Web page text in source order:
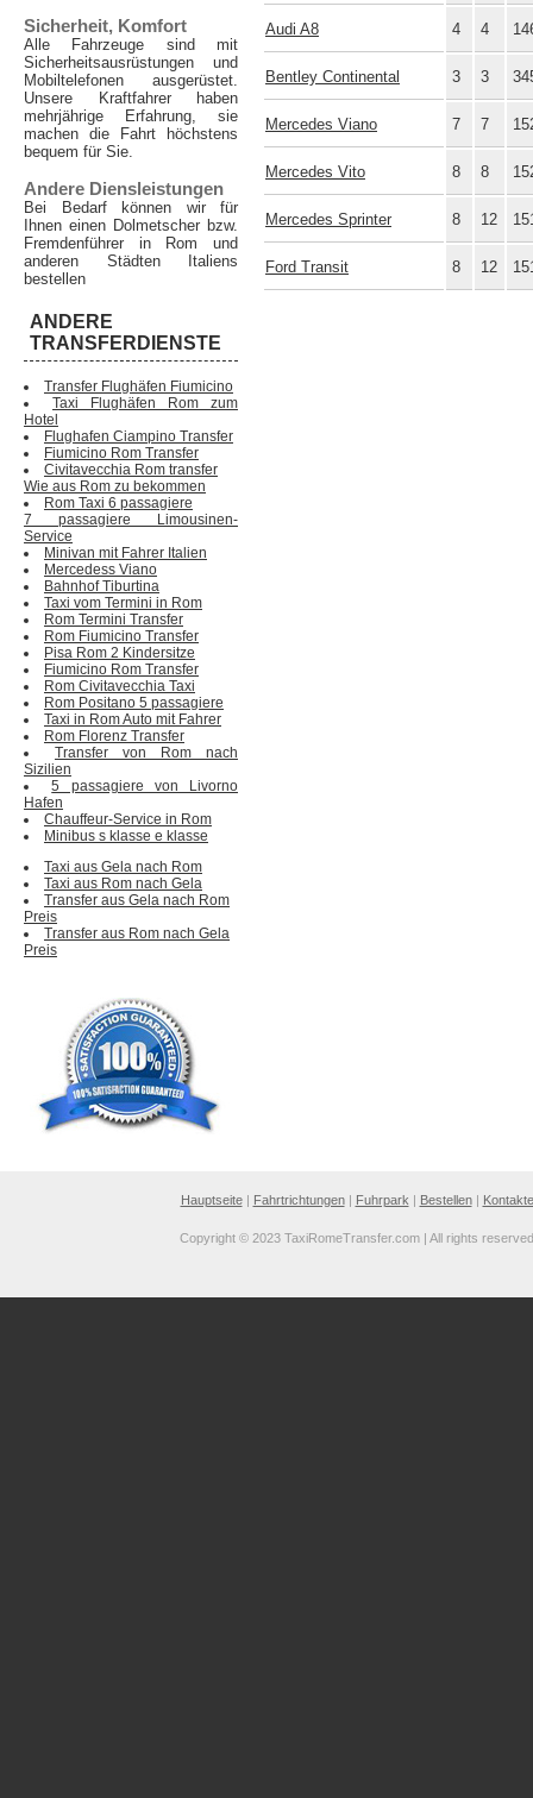
Audi A8 4 4
Bentley Continental 3 3
Mercedes Viano 7 7
Mercedes Vito 8 8
Mercedes Sprinter 8 12
Ford Transit 8 12
Sicherheit, Komfort
Alle Fahrzeuge sind mit
Sicherheitsausrüstungen und
Mobiltelefonen ausgerüstet.
Unsere Kraftfahrer haben
mehrjährige Erfahrung, sie
machen die Fahrt höchstens
bequem für Sie.
Andere Diensleistungen
Bei Bedarf können wir für
Ihnen einen Dolmetscher bzw.
Fremdenführer in Rom und
anderen Städten Italiens
bestellen
ANDERE
TRANSFERDIENSTE
Transfer Flughäfen Fiumicino
Taxi Flughäfen Rom zum
Hotel
Flughafen Ciampino Transfer
Fiumicino Rom Transfer
Civitavecchia Rom transfer
Wie aus Rom zu bekommen
Rom Taxi 6 passagiere
7 passagiere Limousinen-
Service
Minivan mit Fahrer Italien
Mercedess Viano
Bahnhof Tiburtina
Taxi vom Termini in Rom
Rom Termini Transfer
Rom Fiumicino Transfer
Pisa Rom 2 Kindersitze
Fiumicino Rom Transfer
Rom Civitavecchia Taxi
Rom Positano 5 passagiere
Taxi in Rom Auto mit Fahrer
Rom Florenz Transfer
Transfer von Rom nach
Sizilien
5 passagiere von Livorno
Hafen
Chauffeur-Service in Rom
Minibus s klasse e klasse
Taxi aus Gela nach Rom
Taxi aus Rom nach Gela
Transfer aus Gela nach Rom
Preis
Transfer aus Rom nach Gela
Preis
Hauptseite| Fahrtrichtungen| Fuhrpark | Bestellen| Kontakte
Copyright © 2023 TaxiRomeTransfer.com | All rights reserved